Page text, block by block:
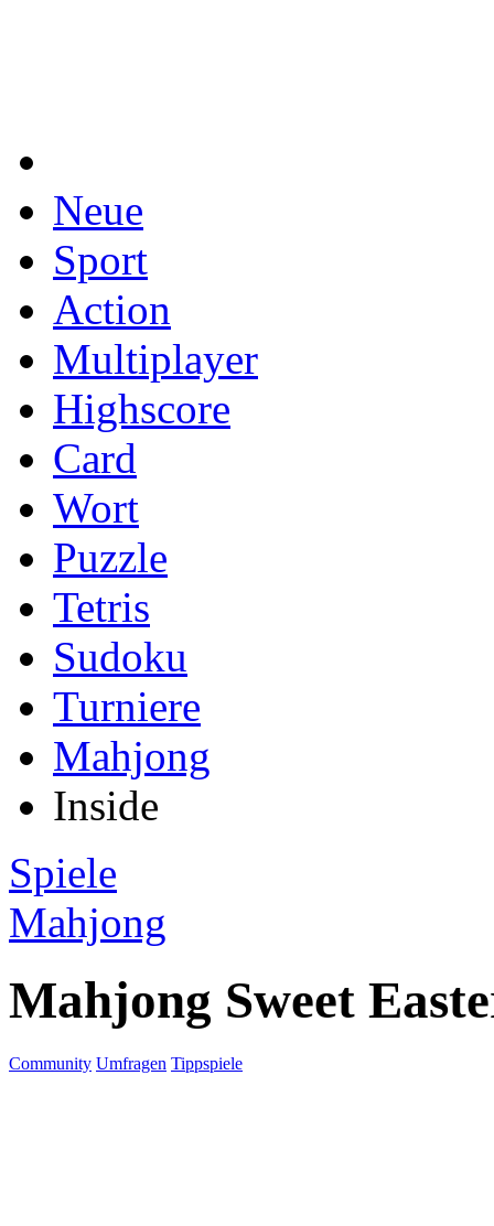
Neue
Sport
Action
Multiplayer
Highscore
Card
Wort
Puzzle
Tetris
Sudoku
Turniere
Mahjong
Inside
Spiele
Mahjong
Mahjong Sweet
Community Umfragen Tippspiele